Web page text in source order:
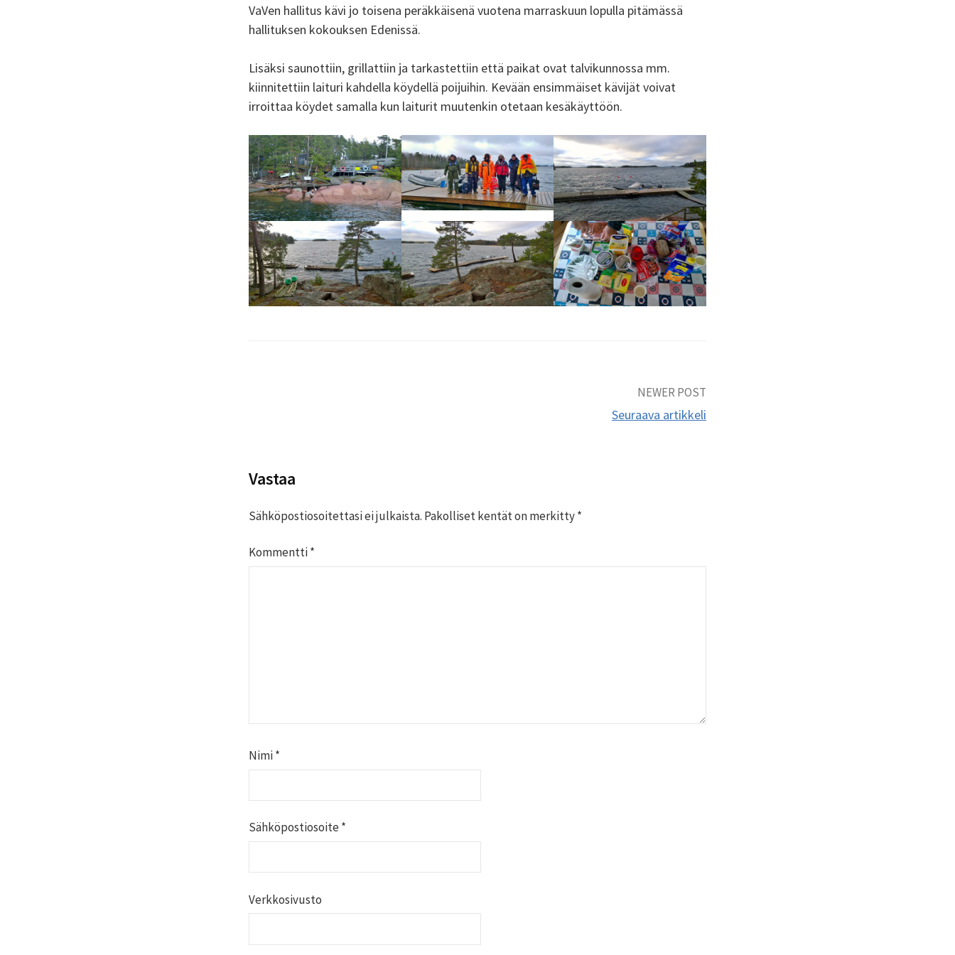
VaVen hallitus kävi jo toisena peräkkäisenä vuotena marraskuun lopulla pitämässä
hallituksen kokouksen Edenissä.
Lisäksi saunottiin, grillattiin ja tarkastettiin että paikat ovat talvikunnossa mm.
kiinnitettiin laituri kahdella köydellä poijuihin. Kevään ensimmäiset kävijät voivat
irroittaa köydet samalla kun laiturit muutenkin otetaan kesäkäyttöön.
NEWER POST
Seuraava artikkeli
Vastaa
Sähköpostiosoitettasi ei julkaista. Pakolliset kentät on merkitty*
Kommentti*
Nimi*
Sähköpostiosoite*
Verkkosivusto